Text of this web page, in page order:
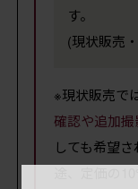
す。
(現状販売
※現状販売で
確認や追加撮
しても希望